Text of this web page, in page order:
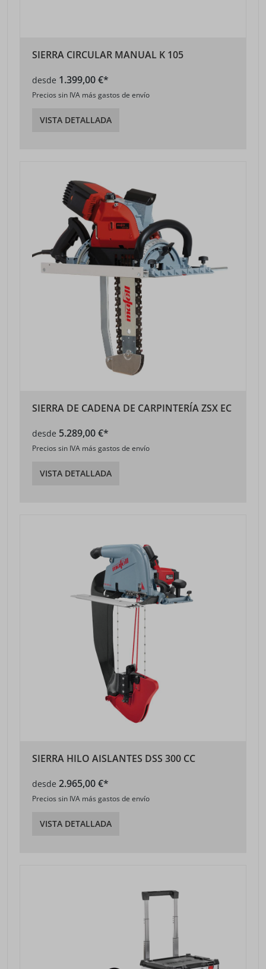
SIERRA CIRCULAR MANUAL K 105
desde 1.399,00 €*
Precios sin IVA más gastos de envío
VISTA DETALLADA
SIERRA DE CADENA DE CARPINTERÍA ZSX EC
desde 5.289,00 €*
Precios sin IVA más gastos de envío
VISTA DETALLADA
SIERRA HILO AISLANTES DSS 300 CC
desde 2.965,00 €*
Precios sin IVA más gastos de envío
VISTA DETALLADA